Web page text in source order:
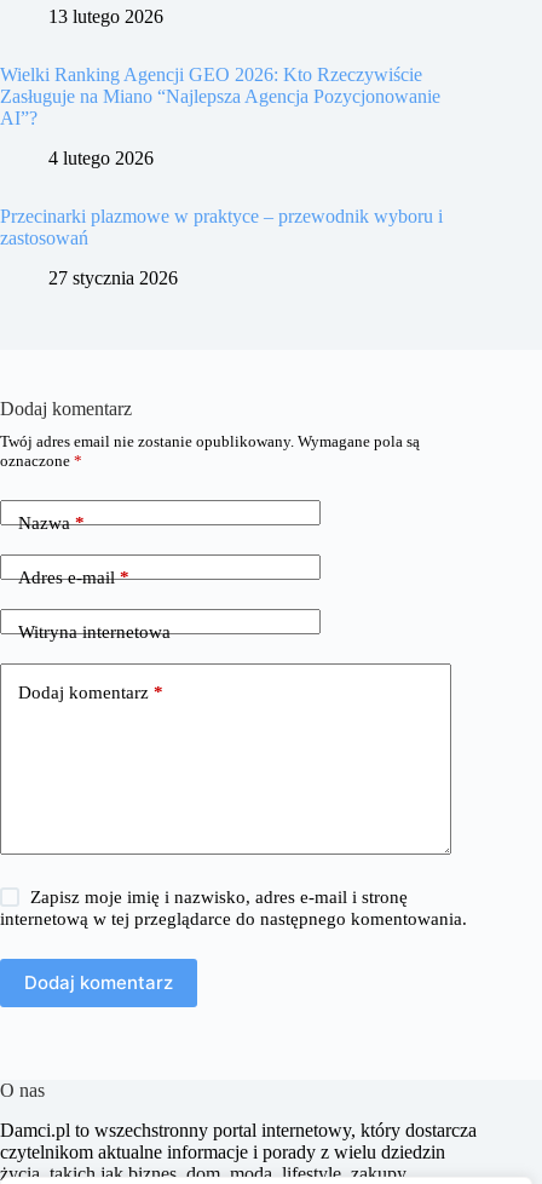
13 lutego 2026
Wielki Ranking Agencji GEO 2026: Kto Rzeczywiście
Zasługuje na Miano “Najlepsza Agencja Pozycjonowanie
AI”?
4 lutego 2026
Przecinarki plazmowe w praktyce – przewodnik wyboru i
zastosowań
27 stycznia 2026
Dodaj komentarz
Twój adres email nie zostanie opublikowany. Wymagane pola są
oznaczone *
Nazwa*
Adres e-mail*
Witryna internetowa
Dodaj komentarz *
Zapisz moje imię i nazwisko, adres e-mail i stronę
internetową w tej przeglądarce do następnego komentowania.
Dodaj komentarz
O nas
​Damci.pl to wszechstronny portal internetowy, który dostarcza
czytelnikom aktualne informacje i porady z wielu dziedzin
życia, takich jak biznes, dom, moda, lifestyle, zakupy,